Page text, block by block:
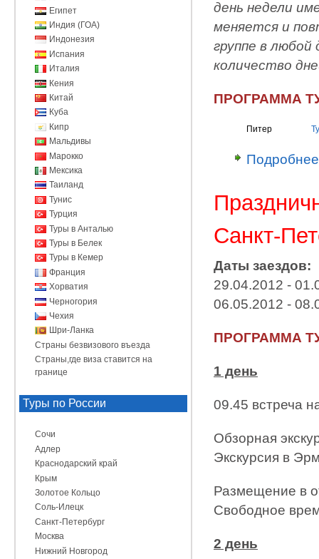
день недели
меняется и
группе в
количество
ПРОГРАММА
Питер
Подробнее
Санкт-
Даты заездов:
29.04.2012 -
06.05.2012 -
ПРОГРАММА
1 день
09.45 встреча
Обзорная
Экскурсия в
Размещение в
Свободное
2 день
Египет
Индия (ГОА)
Индонезия
Испания
Италия
Кения
Китай
Куба
Кипр
Мальдивы
Марокко
Мексика
Таиланд
Тунис
Турция
Туры в Анталью
Туры в Белек
Туры в Кемер
Франция
Хорватия
Черногория
Чехия
Шри-Ланка
Страны безвизового въезда
Страны,где виза ставится на
границе
Туры по России
Сочи
Адлер
Краснодарский край
Крым
Золотое Кольцо
Соль-Илецк
Санкт-Петербург
Москва
Нижний Новгород